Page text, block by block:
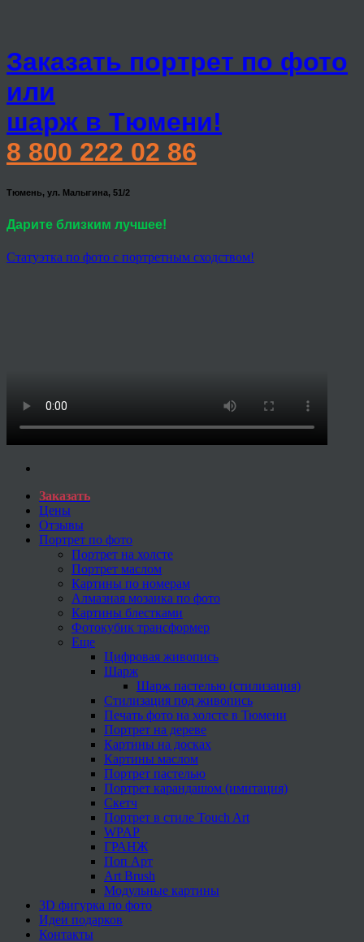
Заказать портрет по фото
или
шарж в Тюмени!
8 800 222 02 86
Тюмень, ул. Малыгина, 51/2
Дарите близким лучшее!
Статуэтка по фото с портретным сходством!
Заказать
Цены
Отзывы
Портрет по фото
Портрет на холсте
Портрет маслом
Картины по номерам
Алмазная мозаика по фото
Картины блестками
Фотокубик трансформер
Еще
Цифровая живопись
Шарж
Шарж пастелью (стилизация)
Стилизация под живопись
Печать фото на холсте в Тюмени
Портрет на дереве
Картины на досках
Картины маслом
Портрет пастелью
Портрет карандашом (имитация)
Скетч
Портрет в стиле Touch Art
WPAP
ГРАНЖ
Поп Арт
Art Brush
Модульные картины
3D фигурка по фото
Идеи подарков
Контакты